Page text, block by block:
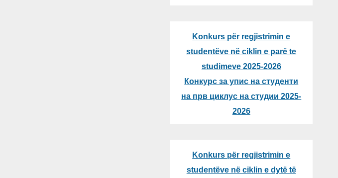
Konkurs për regjistrimin e
studentëve në ciklin e parë te
studimeve 2025-2026
Конкурс за упис на студенти
на прв циклус на студии 2025-
2026
Konkurs për regjistrimin e
studentëve në ciklin e dytë të